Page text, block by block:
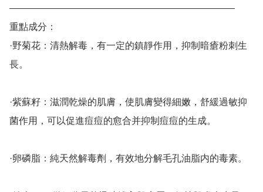
————————————————————————
重點成分：
·野菊花：清熱解毒，有一定的鎮靜作用，抑制暗瘡粉刺生
長。
·紫蘇籽：滋潤乾燥的肌膚，使肌膚變得細嫩，舒緩過敏抑
菌作用，可以促進痘痘的愈合并抑制痘痘的生成。
·卵磷脂：純天然解毒劑，有效地分解毛孔油脂内的毒素。